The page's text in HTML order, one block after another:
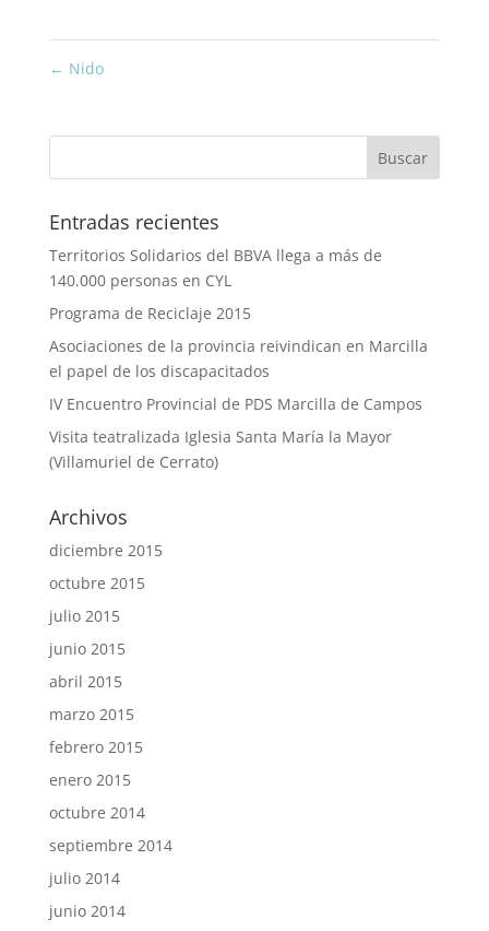
← Nido
Entradas recientes
Territorios Solidarios del BBVA llega a más de
140.000 personas en CYL
Programa de Reciclaje 2015
Asociaciones de la provincia reivindican en Marcilla
el papel de los discapacitados
IV Encuentro Provincial de PDS Marcilla de Campos
Visita teatralizada Iglesia Santa María la Mayor
(Villamuriel de Cerrato)
Archivos
diciembre 2015
octubre 2015
julio 2015
junio 2015
abril 2015
marzo 2015
febrero 2015
enero 2015
octubre 2014
septiembre 2014
julio 2014
junio 2014